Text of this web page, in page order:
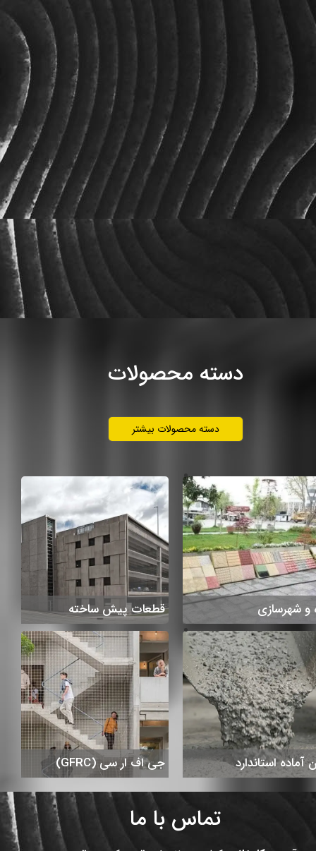
دسته محصولات
آماده استاندارد جی اف ار سی (GFRC)
تماس با ما
آدرس کارخانه :
کیلومتر ۲۰ جاده قدیم کرج – قزوین-
تهراندشت-بلوار ایران فریمکو
شماره های تماس:1877-026
-
44525050-026
بیشتر بخوانید